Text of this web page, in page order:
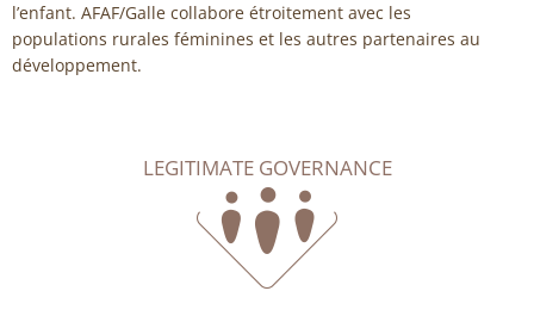
l’enfant. AFAF/Galle collabore étroitement avec les
populations rurales féminines et les autres partenaires au
développement.
LEGITIMATE GOVERNANCE